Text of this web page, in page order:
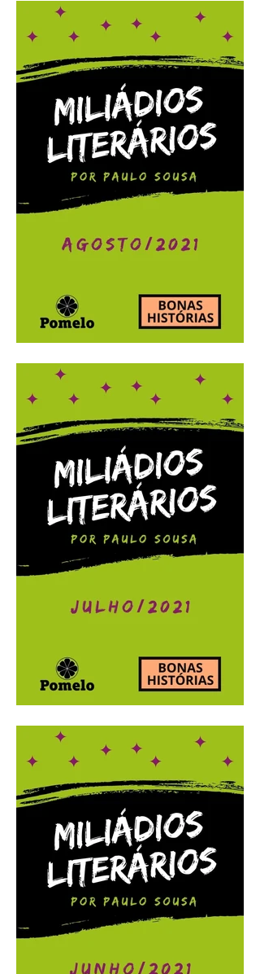
Miliádios Literários:
setembro/2021
Miliádios Literários:
agosto/2021
Miliádios Literários:
julho/2021